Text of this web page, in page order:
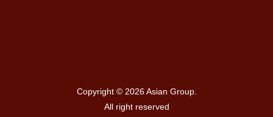
Copyright © 2026Asian Group.
All right reserved